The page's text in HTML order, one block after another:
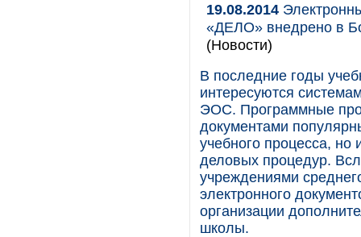
19.08.2014
«ДЕЛО» внедрено в
(Новости)
В последние годы
интересуются
ЭОС. Программные
документами
учебного процесса, но
деловых процедур.
учреждениями
электронного
организации
школы.